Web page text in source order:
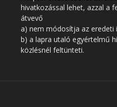
hivatkozással lehet, azzal a
átvevő
a) nem módosítja az eredeti
b) a lapra utaló egyértelmű
közlésnél feltünteti.